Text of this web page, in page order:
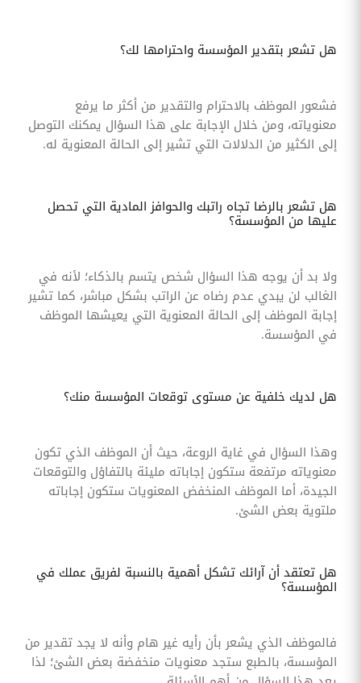
هل تشعر بتقدير المؤسسة واحترامها لك؟
فشعور الموظف بالاحترام والتقدير من أكثر ما يرفع
معنوياته، ومن خلال الإجابة على هذا السؤال يمكنك التوصل
إلى الكثير من الدلالات التي تشير إلى الحالة المعنوية له.
هل تشعر بالرضا تجاه راتبك والحوافز المادية التي تحصل
عليها من المؤسسة؟
ولا بد أن يوجه هذا السؤال شخص يتسم بالذكاء؛ لأنه في
الغالب لن يبدي عدم رضاه عن الراتب بشكل مباشر، كما تشير
إجابة الموظف إلى الحالة المعنوية التي يعيشها الموظف
في المؤسسة.
هل لديك خلفية عن مستوى توقعات المؤسسة منك؟
وهذا السؤال في غاية الروعة، حيث أن الموظف الذي تكون
معنوياته مرتفعة ستكون إجاباته مليئة بالتفاؤل والتوقعات
الجيدة، أما الموظف المنخفض المعنويات ستكون إجاباته
ملتوية بعض الشئ.
هل تعتقد أن آرائك تشكل أهمية بالنسبة لفريق عملك في
المؤسسة؟
فالموظف الذي يشعر بأن رأيه غير هام وأنه لا يجد تقدير من
المؤسسة، بالطبع ستجد معنويات منخفضة بعض الشئ؛ لذا